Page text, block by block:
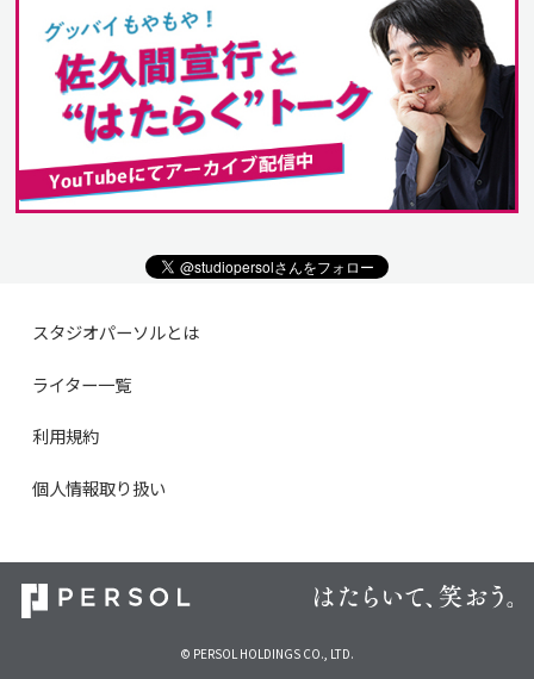
スタジオパーソルとは
ライター一覧
利用規約
個人情報取り扱い
© PERSOL HOLDINGS CO., LTD.